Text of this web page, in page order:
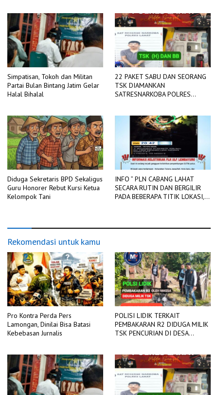
Simpatisan, Tokoh dan Militan
Partai Bulan Bintang Jatim Gelar
Halal Bihalal
22 PAKET SABU DAN SEORANG
TSK DIAMANKAN
SATRESNARKOBA POLRES
Diduga Sekretaris BPD Sekaligus
Guru Honorer Rebut Kursi Ketua
Kelompok Tani
INFO ” PLN CABANG LAHAT
SECARA RUTIN DAN BERGILIR
PADA BEBERAPA TITIK LOKASI,
Rekomendasi untuk kamu
Pro Kontra Perda Pers
Lamongan, Dinilai Bisa Batasi
Kebebasan Jurnalis
POLISI LIDIK TERKAIT
PEMBAKARAN R2 DIDUGA MILIK
TSK PENCURIAN DI DESA